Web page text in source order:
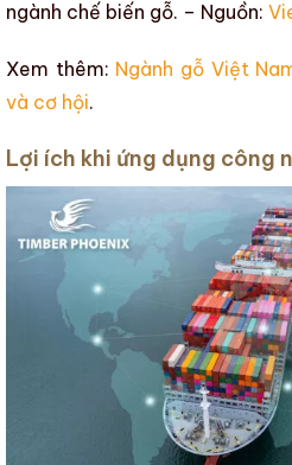
ngành chế biến gỗ. – Nguồn:
Xem thêm: Ngành gỗ Việt
và cơ hội.
Lợi ích khi ứng dụng công